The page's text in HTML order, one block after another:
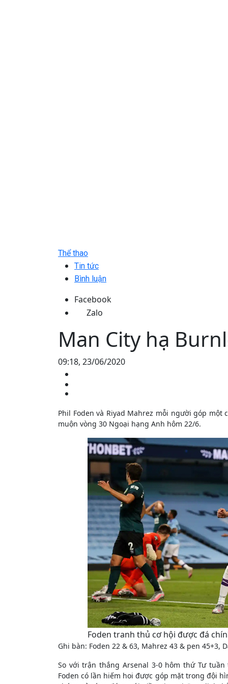
Thể thao
Tin tức
Bình luận
Facebook
Zalo
Man City hạ
09:18, 23/06/2020
Phil Foden và Riyad Mahrez mỗi người góp
muộn vòng 30 Ngoại hạng Anh hôm 22/6.
Foden tranh thủ cơ hội được đá
Ghi bàn: Foden 22 & 63, Mahrez 43 & pen 45+3,
So với trận thắng Arsenal 3-0 hôm thứ Tư
Foden có lần hiếm hoi được góp mặt trong đội